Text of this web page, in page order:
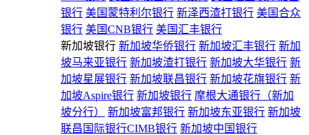
银行 美国蒙特利尔银行 新泽西渣打银行 美国合众
银行 美国CNB银行 美国汇丰银行
新加坡银行 新加坡华侨银行 新加坡汇丰银行 新加
坡马来亚银行 新加坡渣打银行 新加坡大华银行 新
加坡星展银行 新加坡联昌银行 新加坡花旗银行 新
加坡Aspire银行 新加坡银行 摩根大通银行（新加
坡分行）
新加坡富邦银行 新加坡东亚银行 新加坡
联昌国际银行CIMB银行 新加坡中国银行